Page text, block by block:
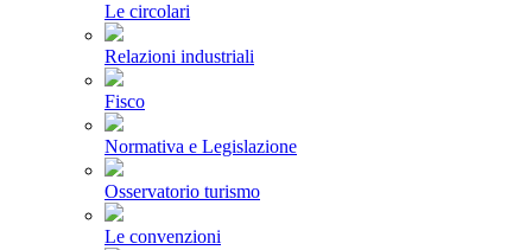
Le circolari
Relazioni industriali
Fisco
Normativa e Legislazione
Osservatorio turismo
Le convenzioni